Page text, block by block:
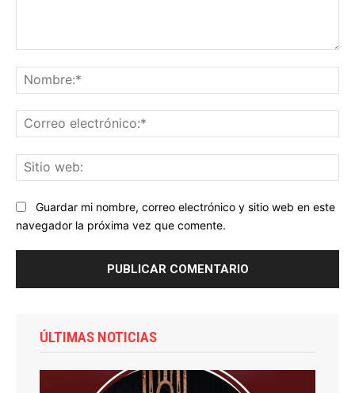
Guardar mi nombre, correo electrónico y sitio web en este
navegador la próxima vez que comente.
ÚLTIMAS NOTICIAS